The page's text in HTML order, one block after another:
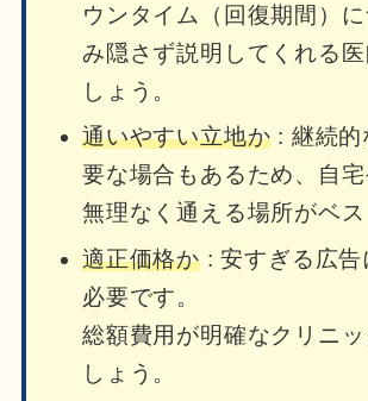
ウンタイム（回復期間）
み隠さず説明してくれる医
しょう。
通いやすい立地か : 継続的
要な場合もあるため、自
無理なく通える場所がベス
適正価格か: 安すぎる広告
必要です。
総額費用が明確なクリニッ
しょう。